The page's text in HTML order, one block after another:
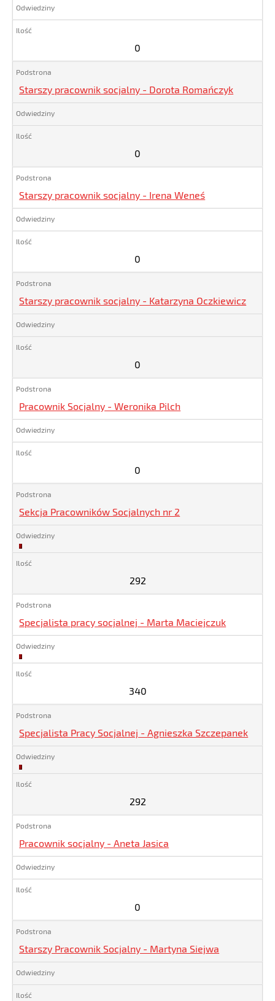
0
Starszy pracownik socjalny - Dorota Romańczyk
0
Starszy pracownik socjalny - Irena Weneś
0
Starszy pracownik socjalny - Katarzyna Oczkiewicz
0
Pracownik Socjalny - Weronika Pilch
0
Sekcja Pracowników Socjalnych nr 2
292
292
Specjalista pracy socjalnej - Marta Maciejczuk
340
340
Specjalista Pracy Socjalnej - Agnieszka Szczepanek
292
292
Pracownik socjalny - Aneta Jasica
0
Starszy Pracownik Socjalny - Martyna Siejwa